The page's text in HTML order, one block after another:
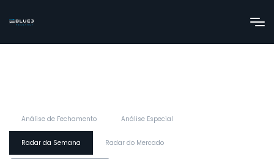
Análise de Fechamento Análise Especial
Radar da Semana Radar do Mercado